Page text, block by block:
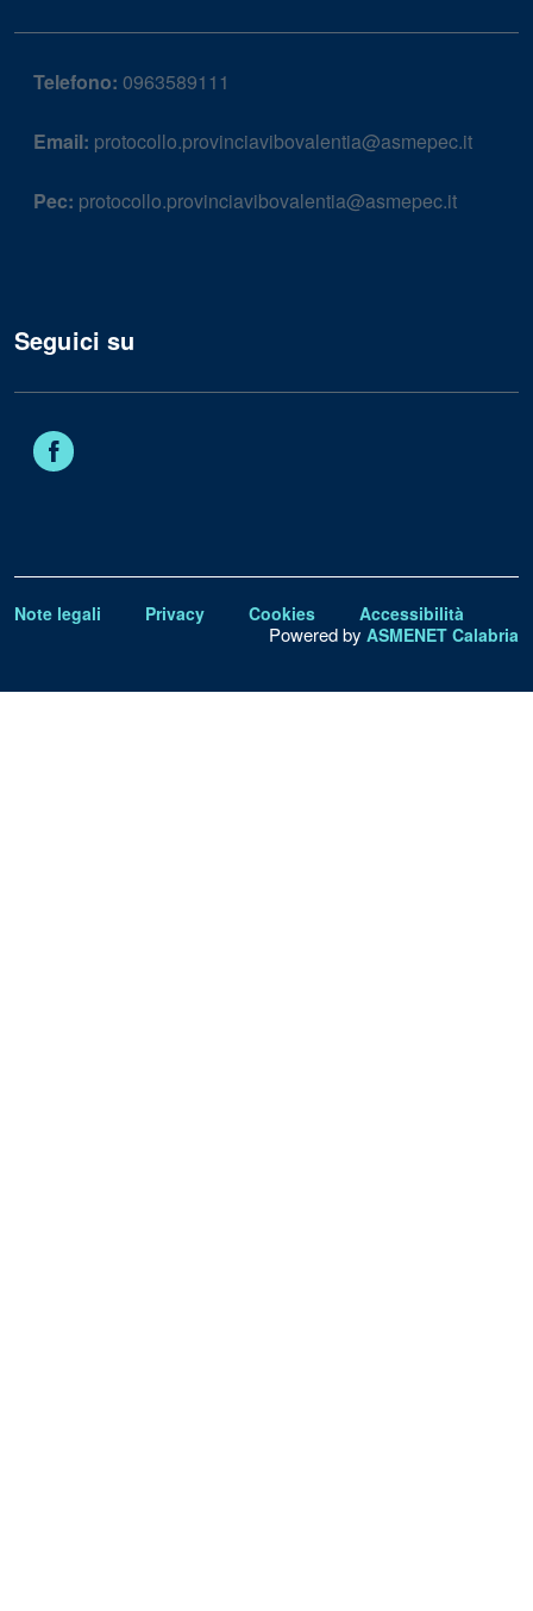
Telefono: 0963589111
Email: protocollo.provinciavibovalentia@asmepec.it
Pec: protocollo.provinciavibovalentia@asmepec.it
Seguici su
Note legali Privacy Cookies Accessibilità
Powered by ASMENET Calabria